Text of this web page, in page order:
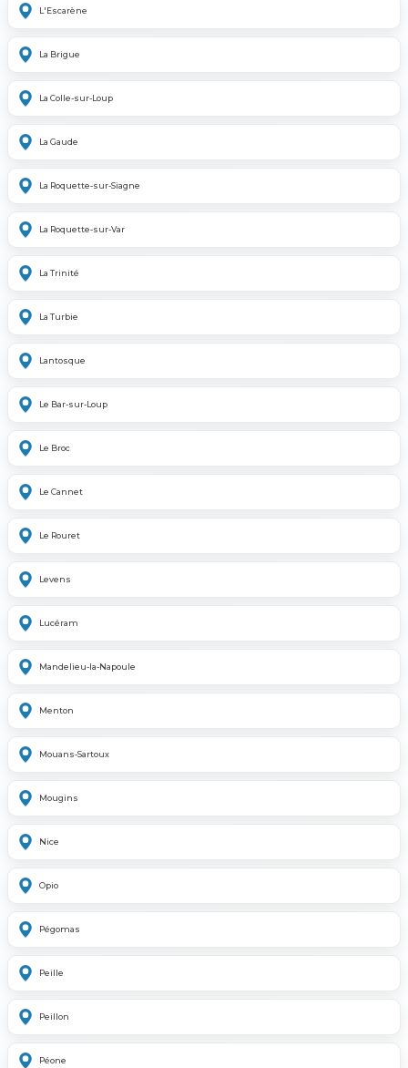
L'Escarène
La Brigue
La Colle-sur-Loup
La Gaude
La Roquette-sur-Siagne
La Roquette-sur-Var
La Trinité
La Turbie
Lantosque
Le Bar-sur-Loup
Le Broc
Le Cannet
Le Rouret
Levens
Lucéram
Mandelieu-la-Napoule
Menton
Mouans-Sartoux
Mougins
Nice
Opio
Pégomas
Peille
Peillon
Péone